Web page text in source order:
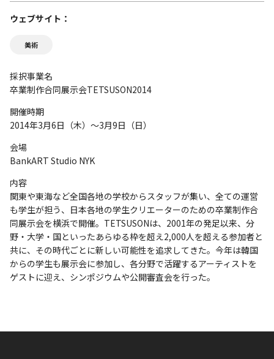
ウェブサイト
美術
採択事業名
卒業制作合同展示会TETSUSON2014
開催時期
2014年3月6日（木）～3月9日（日）
会場
BankART Studio NYK
内容
関東や東海など全国各地の学校からスタッフが集い、全ての運営
も学生が担う、日本各地の学生クリエーターのための卒業制作合
同展示会を横浜で開催。TETSUSONは、2001年の発足以来、分
野・大学・国といったあらゆる枠を超え2,000人を超える参加者と
共に、その時代ごとに新しい可能性を追求してきた。今年は韓国
からの学生も展示会に参加し、各分野で活躍するアーティストを
ゲストに迎え、シンポジウムや公開審査会を行った。